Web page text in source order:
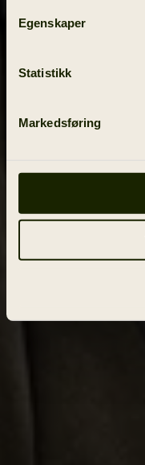
Egenskaper
Statistikk
Markedsføring